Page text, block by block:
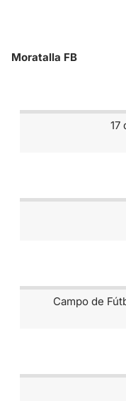
Moratalla FB
17
Campo de